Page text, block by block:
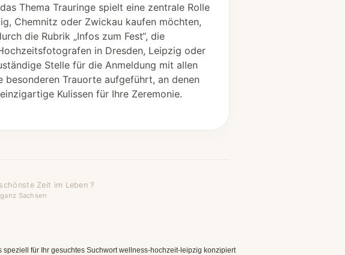
Thema Trauringe spielt eine zentrale Rolle
Chemnitz oder Zwickau kaufen möchten,
die Rubrik „Infos zum Fest“, die
in Dresden, Leipzig oder
Stelle für die Anmeldung mit allen
Trauorte aufgeführt, an denen
Kulissen für Ihre Zeremonie.
Zeit im Leben ?
Sachsen
für Ihr gesuchtes Suchwort wellness-hochzeit-leipzig konzipiert